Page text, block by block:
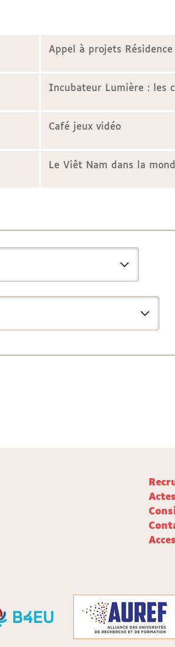
Appel à projets
Incubateur Lumière : les
Café jeux vidéo
Le Viêt Nam dans la